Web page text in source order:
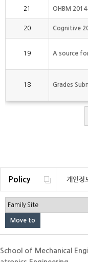
21 OHBM
20 Cognitive
19 A source
18 Grades
Policy 개인정
School of Mechanical